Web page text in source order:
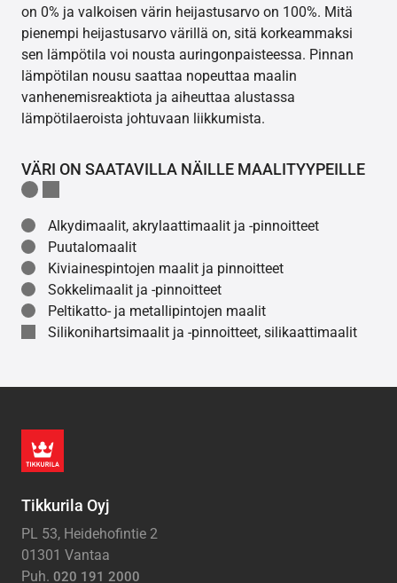
on 0% ja valkoisen värin heijastusarvo on 100%. Mitä
pienempi heijastusarvo värillä on, sitä korkeammaksi
sen lämpötila voi nousta auringonpaisteessa. Pinnan
lämpötilan nousu saattaa nopeuttaa maalin
vanhenemisreaktiota ja aiheuttaa alustassa
lämpötilaeroista johtuvaan liikkumista.
VÄRI ON SAATAVILLA NÄILLE MAALITYYPEILLE
Alkydimaalit, akrylaattimaalit ja -pinnoitteet
Puutalomaalit
Kiviainespintojen maalit ja pinnoitteet
Sokkelimaalit ja -pinnoitteet
Peltikatto- ja metallipintojen maalit
Silikonihartsimaalit ja -pinnoitteet, silikaattimaalit
Tikkurila Oyj
PL 53, Heidehofintie 2
01301 Vantaa
Puh. 020 191 2000